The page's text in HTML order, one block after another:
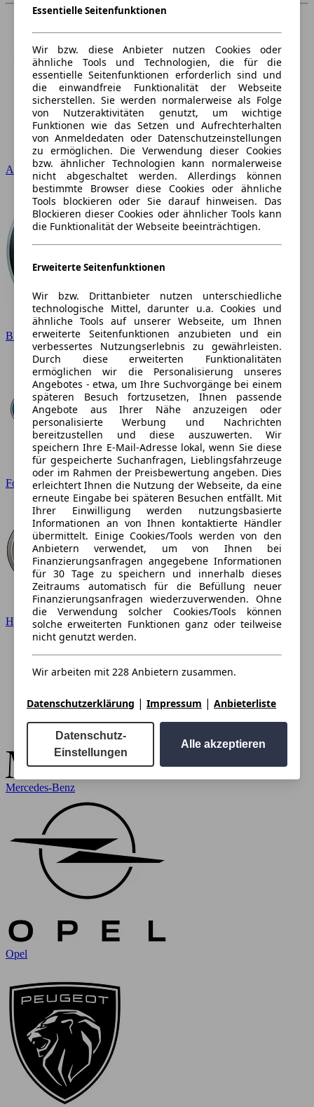
Audi
BMW
Ford
Hyundai
Mercedes-Benz
Opel
Essentielle Seitenfunktionen
Wir bzw. diese Anbieter nutzen Cookies oder
ähnliche Tools und Technologien, die für die
essentielle Seitenfunktionen erforderlich sind und
die einwandfreie Funktionalität der Webseite
sicherstellen. Sie werden normalerweise als Folge
von Nutzeraktivitäten genutzt, um wichtige
Funktionen wie das Setzen und Aufrechterhalten
von Anmeldedaten oder Datenschutzeinstellungen
zu ermöglichen. Die Verwendung dieser Cookies
bzw. ähnlicher Technologien kann normalerweise
nicht abgeschaltet werden. Allerdings können
bestimmte Browser diese Cookies oder ähnliche
Tools blockieren oder Sie darauf hinweisen. Das
Blockieren dieser Cookies oder ähnlicher Tools kann
die Funktionalität der Webseite beeinträchtigen.
Erweiterte Seitenfunktionen
Wir bzw. Drittanbieter nutzen unterschiedliche
technologische Mittel, darunter u.a. Cookies und
ähnliche Tools auf unserer Webseite, um Ihnen
erweiterte Seitenfunktionen anzubieten und ein
verbessertes Nutzungserlebnis zu gewährleisten.
Durch diese erweiterten Funktionalitäten
ermöglichen wir die Personalisierung unseres
Angebotes - etwa, um Ihre Suchvorgänge bei einem
späteren Besuch fortzusetzen, Ihnen passende
Angebote aus Ihrer Nähe anzuzeigen oder
personalisierte Werbung und Nachrichten
bereitzustellen und diese auszuwerten. Wir
speichern Ihre E-Mail-Adresse lokal, wenn Sie diese
für gespeicherte Suchanfragen, Lieblingsfahrzeuge
oder im Rahmen der Preisbewertung angeben. Dies
erleichtert Ihnen die Nutzung der Webseite, da eine
erneute Eingabe bei späteren Besuchen entfällt. Mit
Ihrer Einwilligung werden nutzungsbasierte
Informationen an von Ihnen kontaktierte Händler
übermittelt. Einige Cookies/Tools werden von den
Anbietern verwendet, um von Ihnen bei
Finanzierungsanfragen angegebene Informationen
für 30 Tage zu speichern und innerhalb dieses
Zeitraums automatisch für die Befüllung neuer
Finanzierungsanfragen wiederzuverwenden. Ohne
die Verwendung solcher Cookies/Tools können
solche erweiterten Funktionen ganz oder teilweise
nicht genutzt werden.
Wir arbeiten mit 228 Anbietern zusammen.
Datenschutzerklärung | Impressum | Anbieterliste
Datenschutz-
Einstellungen
Alle akzeptieren